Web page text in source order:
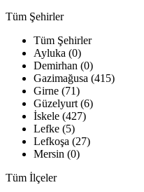
Tüm Şehirler
Tüm Şehirler
Ayluka (0)
Demirhan (0)
Gazimağusa (415)
Girne (71)
Güzelyurt (6)
İskele (427)
Lefke (5)
Lefkoşa (27)
Mersin (0)
Tüm İlçeler